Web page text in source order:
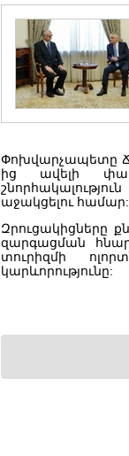
Փոխվարչապետը
ից ավելի
աջակցելու համար:
Զրուցակիցները
զարգացման
տուրիզմի
կարևորությունը: